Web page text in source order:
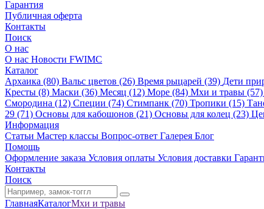
Гарантия
Публичная оферта
Контакты
Поиск
О нас
О нас Новости FWIMC
Каталог
Архаика (80) Вальс цветов (26) Время рыцарей (39) Дети
Кресты (8) Маски (36) Месяц (12) Море (84) Мхи и травы (57)
Смородина (12) Специи (74) Стимпанк (70) Тропики (15)
29 (71) Основы для кабошонов (21) Основы для колец (23)
Информация
Статьи Мастер классы Вопрос-ответ Галерея Блог
Помощь
Оформление заказа Условия оплаты Условия доставки
Контакты
Поиск
ГлавнаяКаталогМхи и травы